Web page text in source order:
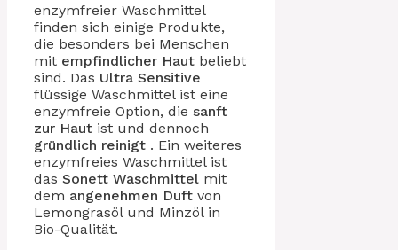
enzymfreier Waschmittel
finden sich einige Produkte,
die besonders bei Menschen
mit empfindlicher Haut beliebt
sind. Das Ultra Sensitive
flüssige Waschmittel ist eine
enzymfreie Option, die sanft
zur Haut ist und dennoch
gründlich reinigt . Ein weiteres
enzymfreies Waschmittel ist
das Sonett Waschmittel mit
dem angenehmen Duft von
Lemongrasöl und Minzöl in
Bio-Qualität.